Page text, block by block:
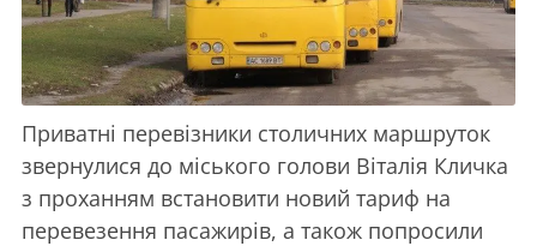
Приватні перевізники столичних маршруток
звернулися до міського голови Віталія Кличка
з проханням встановити новий тариф на
перевезення пасажирів, а також попросили